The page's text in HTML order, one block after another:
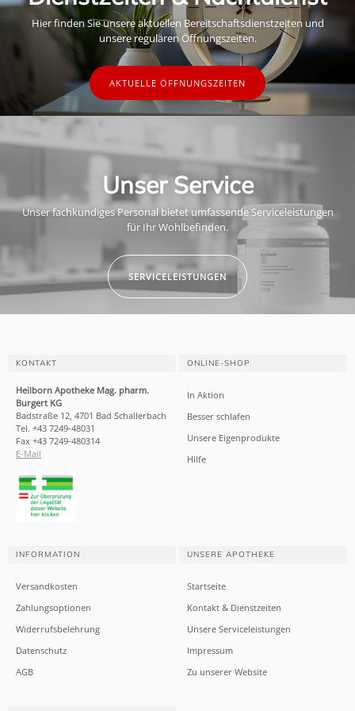
Hier finden Sie unsere aktuellen Bereitschaftsdienstzeiten und
unsere regulären Öffnungszeiten.
AKTUELLE ÖFFNUNGSZEITEN
Unser Service
Unser fachkundiges Personal bietet umfassende Serviceleistungen
für Ihr Wohlbefinden.
SERVICELEISTUNGEN
KONTAKT
Heilborn Apotheke Mag. pharm.
Burgert KG
Badstraße 12, 4701 Bad Schallerbach
Tel. +43 7249-48031
Fax +43 7249-480314
E-Mail
ONLINE-SHOP
In Aktion
Besser schlafen
Unsere Eigenprodukte
Hilfe
INFORMATION
Versandkosten
Zahlungsoptionen
Widerrufsbelehrung
Datenschutz
AGB
UNSERE APOTHEKE
Startseite
Kontakt & Dienstzeiten
Unsere Serviceleistungen
Impressum
Zu unserer Website